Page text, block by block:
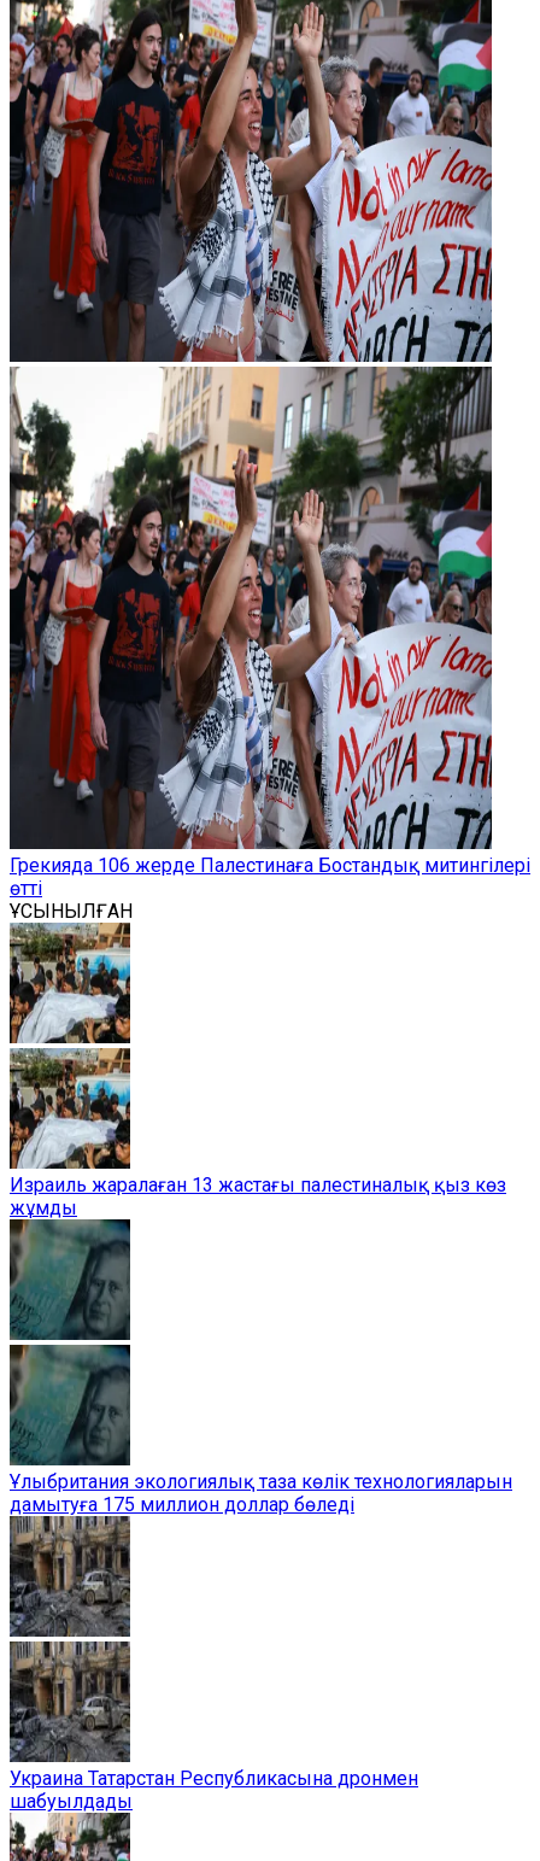
Грекияда 106 жерде Палестинаға Бостандық митингілері
өтті
ҰСЫНЫЛҒАН
Израиль жаралаған 13 жастағы палестиналық қыз көз
жұмды
Ұлыбритания экологиялық таза көлік технологияларын
дамытуға 175 миллион доллар бөледі
Украина Татарстан Республикасына дронмен
шабуылдады